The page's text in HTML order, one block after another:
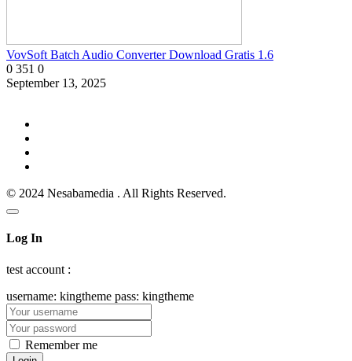
VovSoft Batch Audio Converter Download Gratis 1.6
0 351 0
September 13, 2025
© 2024 Nesabamedia . All Rights Reserved.
Log In
test account :
username: kingtheme pass: kingtheme
Remember me